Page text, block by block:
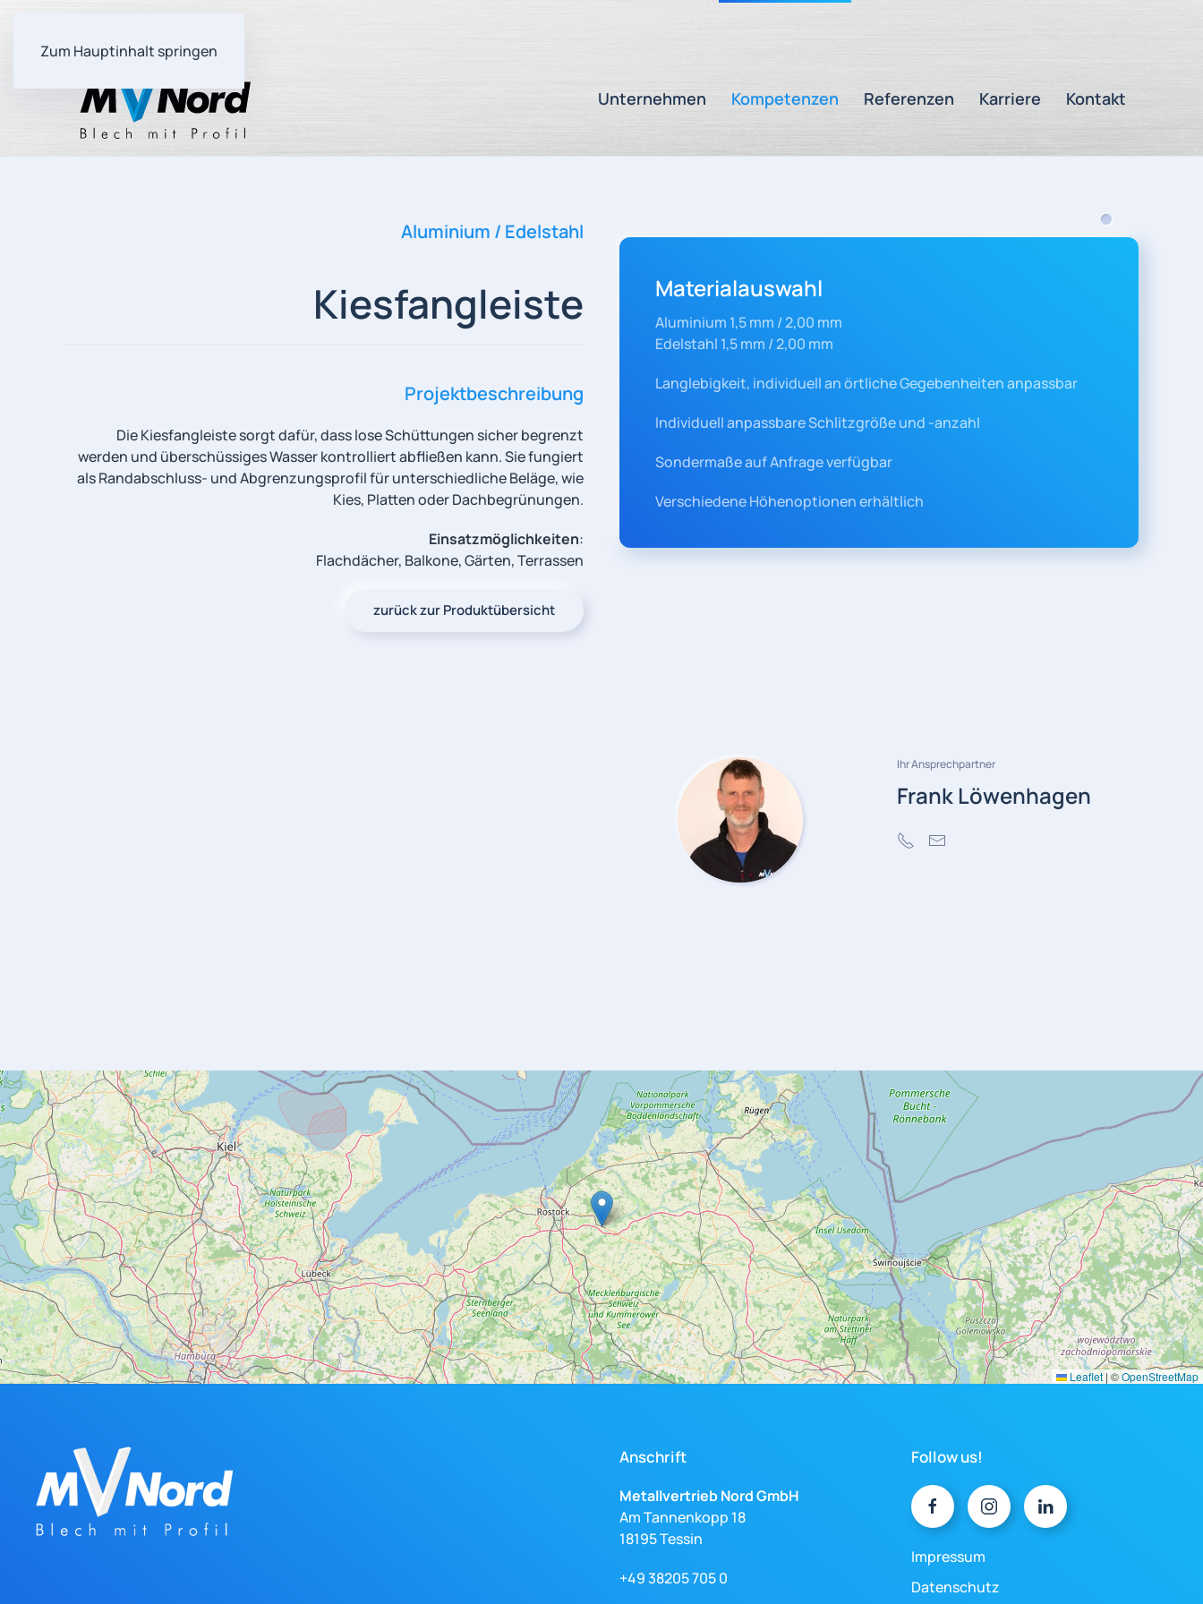
Zum Hauptinhalt springen
Unternehmen Kompetenzen Referenzen Karriere Kontakt
Aluminium / Edelstahl
Kiesfangleiste
Projektbeschreibung
Die Kiesfangleiste sorgt dafür, dass lose Schüttungen sicher begrenzt
werden und überschüssiges Wasser kontrolliert abfließen kann. Sie fungiert
als Randabschluss- und Abgrenzungsprofil für unterschiedliche Beläge, wie
Kies, Platten oder Dachbegrünungen.
Einsatzmöglichkeiten:
Flachdächer, Balkone, Gärten, Terrassen
zurück zur Produktübersicht
Materialauswahl
Aluminium 1,5 mm / 2,00 mm
Edelstahl 1,5 mm / 2,00 mm
Langlebigkeit, individuell an örtliche Gegebenheiten anpassbar
Individuell anpassbare Schlitzgröße und -anzahl
Sondermaße auf Anfrage verfügbar
Verschiedene Höhenoptionen erhältlich
Ihr Ansprechpartner
Frank Löwenhagen
Leaflet | ©OpenStreetMap
Anschrift
Metallvertrieb Nord GmbH
Am Tannenkopp 18
18195 Tessin
+49 38205 705 0
Follow us!
Impressum
Datenschutz